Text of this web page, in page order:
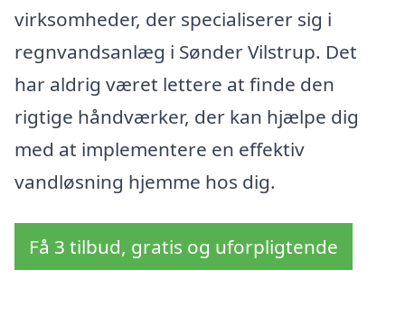
virksomheder, der specialiserer sig i
regnvandsanlæg i Sønder Vilstrup. Det
har aldrig været lettere at finde den
rigtige håndværker, der kan hjælpe dig
med at implementere en effektiv
vandløsning hjemme hos dig.
Få 3 tilbud, gratis og uforpligtende